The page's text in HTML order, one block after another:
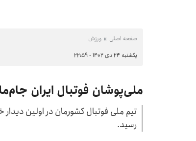
صفحه اصلی ورزش
یکشنبه ۲۴ دی ۱۴۰۲ - ۲۲:۵۹
ملی‌پوشان فوتبال ایران
تیم ملی فوتبال کشورمان در اولین
رسید.